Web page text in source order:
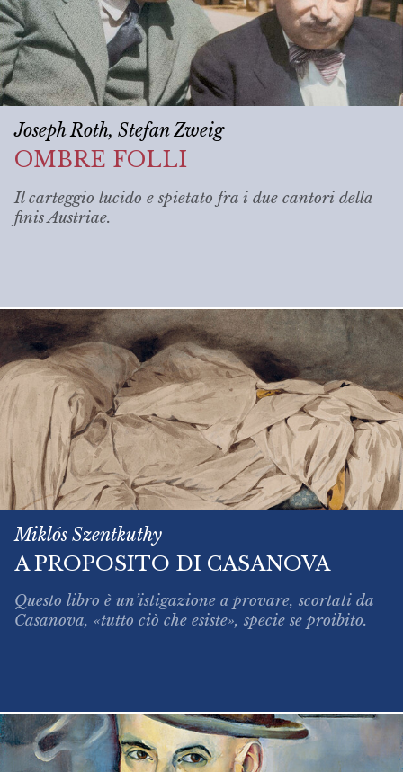
Joseph Roth, Stefan Zweig
OMBRE FOLLI
Il carteggio lucido e spietato fra i due cantori della
finis Austriae.
Miklós Szentkuthy
A PROPOSITO DI CASANOVA
Questo libro è un’istigazione a provare, scortati da
Casanova, «tutto ciò che esiste», specie se proibito.